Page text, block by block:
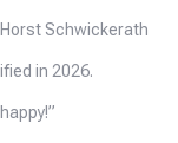
Schwickerath
in 2026.